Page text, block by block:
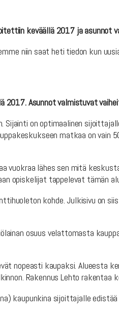
keväällä 2017 ja asunnot
niin saat heti tiedon kun
Asunnot valmistuvat
on optimaalinen
matkaa on vain
vuokraa lähes sen mitä
opiskelijat tappelevat tämän
kohde. Julkisivu on
osuus velattomasta
nopeasti kaupaksi. Alueesta
Rakennus Lehto rakentaa
kaupunkina sijoittajalle